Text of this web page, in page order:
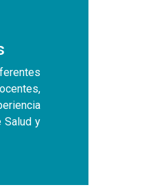
Salud y